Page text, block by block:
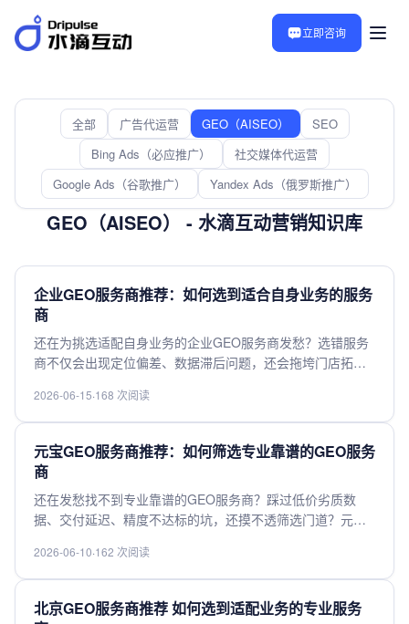
立即咨询
全部 广告代运营 GEO（AISEO）
SEO
Bing Ads（必应推广）
社交媒体代运营
Google Ads（谷歌推广）
Yandex Ads（俄罗斯推广）
GEO（AISEO） - 水滴互动营销知识库
企业GEO服务商推荐：如何选到适合自身业务的服务
商
还在为挑选适配自身业务的企业GEO服务商发愁？选错服务
商不仅会出现定位偏差、数据滞后问题，还会拖垮门店拓
GEO服务商挑选的核心判断标准，从业务场景适配、数据精
度更新、合规性到定制服务能力全梳理，帮你快速匹配合适
的高性价比服务商，快来获取选型干货。
2026-06-15·168 次阅读
元宝GEO服务商推荐：如何筛选专业靠谱的GEO服务
商
还在发愁找不到专业靠谱的GEO服务商？踩过低价劣质数
据、交付延迟、精度不达标的坑，还摸不透筛选门道？元宝
据精度、交付能力到售后保障，拆解筛选核心标准，帮你快
速避坑，轻松匹配适配自身需求的专业GEO服务商，点开get
完整实用攻略。
2026-06-10·162 次阅读
北京GEO服务商推荐 如何选到适配业务的专业服务